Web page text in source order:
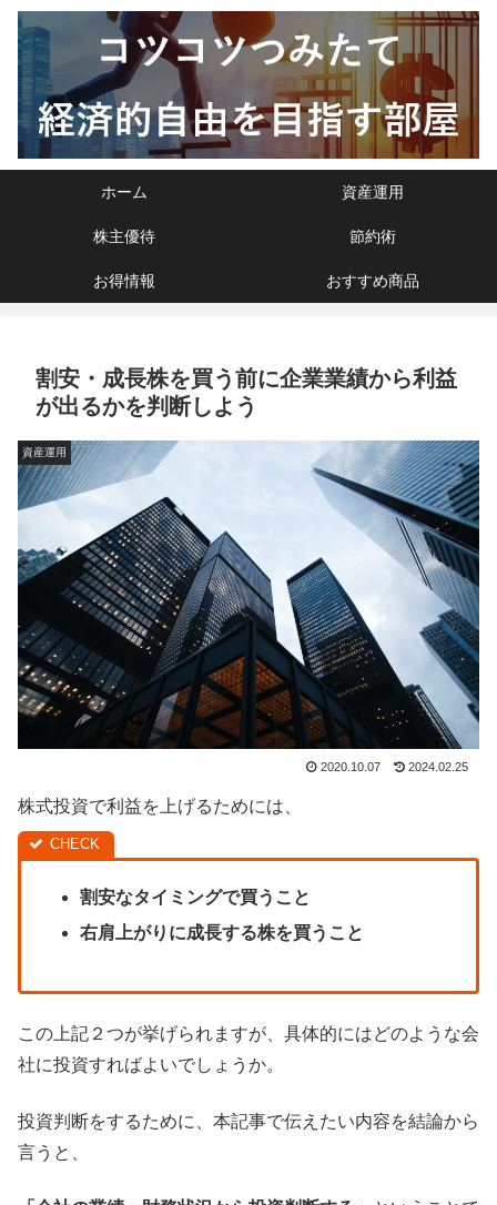
ホーム 資産運用
株主優待 節約術
お得情報 おすすめ商品
割安・成長株を買う前に企業業績から利益
が出るかを判断しよう
資産運用
2020.10.07 2024.02.25
株式投資で利益を上げるためには、
割安なタイミングで買うこと
右肩上がりに成長する株を買うこと
この上記２つが挙げられますが、具体的にはどのような会
社に投資すればよいでしょうか。
投資判断をするために、本記事で伝えたい内容を結論から
言うと、